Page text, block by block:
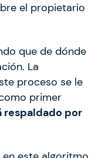
el propietario
que de dónde
La
proceso se le
primer
respaldado por